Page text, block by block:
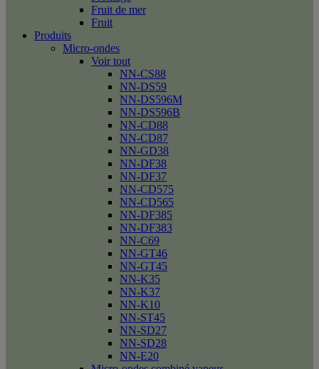
Fruit de mer
Fruit
Produits
Micro-ondes
Voir tout
NN-CS88
NN-DS59
NN-DS596M
NN-DS596B
NN-CD88
NN-CD87
NN-GD38
NN-DF38
NN-DF37
NN-CD575
NN-CD565
NN-DF385
NN-DF383
NN-C69
NN-GT46
NN-GT45
NN-K35
NN-K37
NN-K10
NN-ST45
NN-SD27
NN-SD28
NN-E20